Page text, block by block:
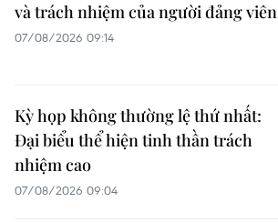
và trách nhiệm của người đảng viên
07/08/2026 09:14
Kỳ họp không thường lệ thứ nhất:
Đại biểu thể hiện tinh thần trách
nhiệm cao
07/08/2026 09:04